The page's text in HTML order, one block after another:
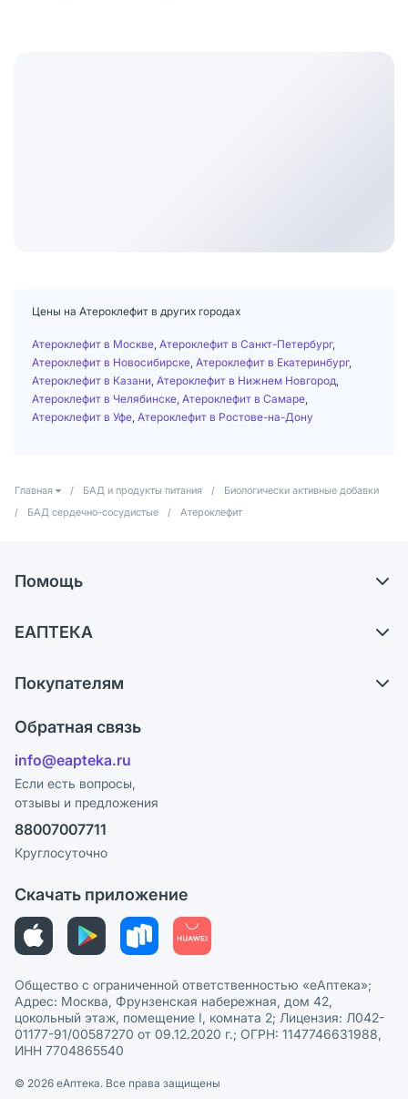
Цены на Атероклефит в других городах
Атероклефит в Москве Атероклефит в Санкт-Петербург,
Атероклефит в Новосибирске Атероклефит в Екатеринбург,
Атероклефит в Казани Атероклефит в Нижнем Новгород
Атероклефит в Челябинске Атероклефит в Самаре
Атероклефит в Уфе Атероклефит в Ростове-на-Дону
Главная / БАД и продукты питания /
Биологически активные добавки
/
БАД сердечно-сосудистые / Атероклефит
Помощь
Обмен и возврат
Блог
ЕАПТЕКА
Карьера
Поставщики
Лицензия
Реклама на сайте
Ваши товары на ЕАПТЕКЕ
Покупателям
Программа СберСпасибо
Политика конфиденциальности
Пользовательское соглашение
Политика рекомендаций
Этика и соответствие
Политика в отношении обработки персональных данных
Обратная связь
info@eapteka.ru
Если есть вопросы,
отзывы и предложения
88007007711
Круглосуточно
Скачать приложение
Общество с ограниченной ответственностью «еАптека»;
Адрес: Москва, Фрунзенская набережная, дом 42,
цокольный этаж, помещение I, комната 2; Лицензия: Л042-
01177-91/00587270 от 09.12.2020 г.; ОГРН: 1147746631988,
ИНН 7704865540
© 2026 eАптека. Все права защищены